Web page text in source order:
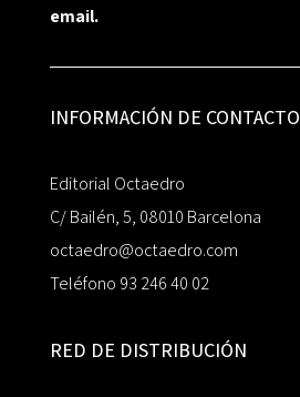
email.
INFORMACIÓN DE CONTACTO
Editorial Octaedro
C/ Bailén, 5, 08010 Barcelona
octaedro@octaedro.com
Teléfono 93 246 40 02
RED DE DISTRIBUCIÓN